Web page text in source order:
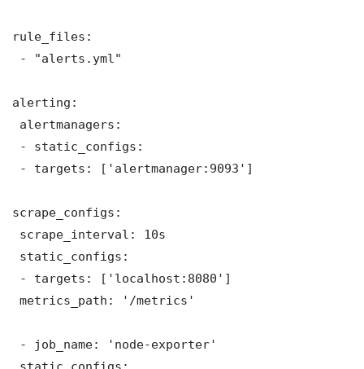
rule_files:
- "alerts.yml"
alerting:
alertmanagers:
- static_configs:
- targets: ['alertmanager:9093']
scrape_configs:
scrape_interval: 10s
static_configs:
- targets: ['localhost:8080']
metrics_path: '/metrics'
- job_name: 'node-exporter'
static_configs: